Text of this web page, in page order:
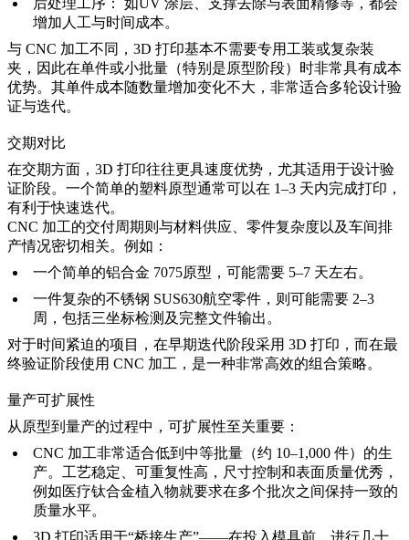
增加人工与时间成本。
与 CNC 加工不同，3D 打印基本不需要专用工装或复杂装
夹，因此在单件或小批量（特别是原型阶段）时非常具有成本
优势。其单件成本随数量增加变化不大，非常适合多轮设计验
证与迭代。
交期对比
在交期方面，3D 打印往往更具速度优势，尤其适用于设计验
证阶段。一个简单的塑料原型通常可以在 1–3 天内完成打印，
有利于快速迭代。
CNC 加工的交付周期则与材料供应、零件复杂度以及车间排
产情况密切相关。例如：
一个简单的铝合金 7075原型，可能需要 5–7 天左右。
一件复杂的不锈钢 SUS630航空零件，则可能需要 2–3
周，包括三坐标检测及完整文件输出。
对于时间紧迫的项目，在早期迭代阶段采用 3D 打印，而在最
终验证阶段使用 CNC 加工，是一种非常高效的组合策略。
量产可扩展性
从原型到量产的过程中，可扩展性至关重要：
CNC 加工非常适合低到中等批量（约 10–1,000 件）的生
产。工艺稳定、可重复性高，尺寸控制和表面质量优秀，
例如医疗钛合金植入物就要求在多个批次之间保持一致的
质量水平。